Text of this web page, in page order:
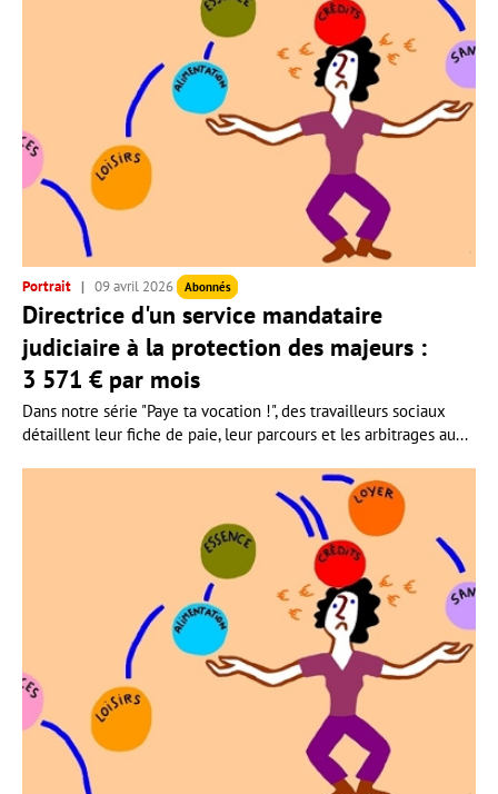
Portrait 09 avril 2026 Abonnés
Directrice d'un service mandataire
judiciaire à la protection des majeurs :
3 571 € par mois
Dans notre série "Paye ta vocation !", des travailleurs sociaux
détaillent leur fiche de paie, leur parcours et les arbitrages au...